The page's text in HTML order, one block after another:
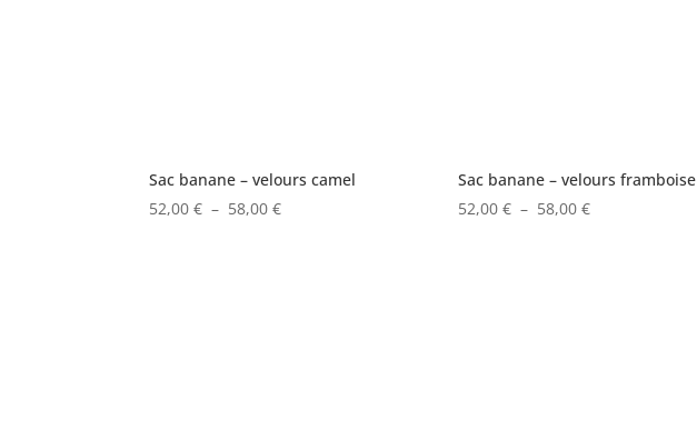
Sac banane – velours camel
52,00€ – 58,00€Plage
Sac banane – velours framboise
52,00€ – 58,00€Plage